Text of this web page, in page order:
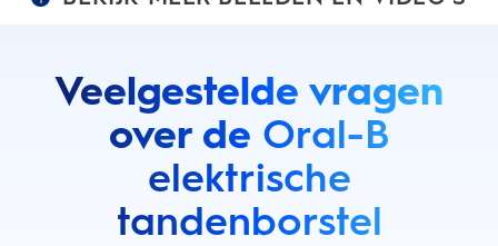
Veelgestelde vragen
over de Oral-B
elektrische
tandenborstel